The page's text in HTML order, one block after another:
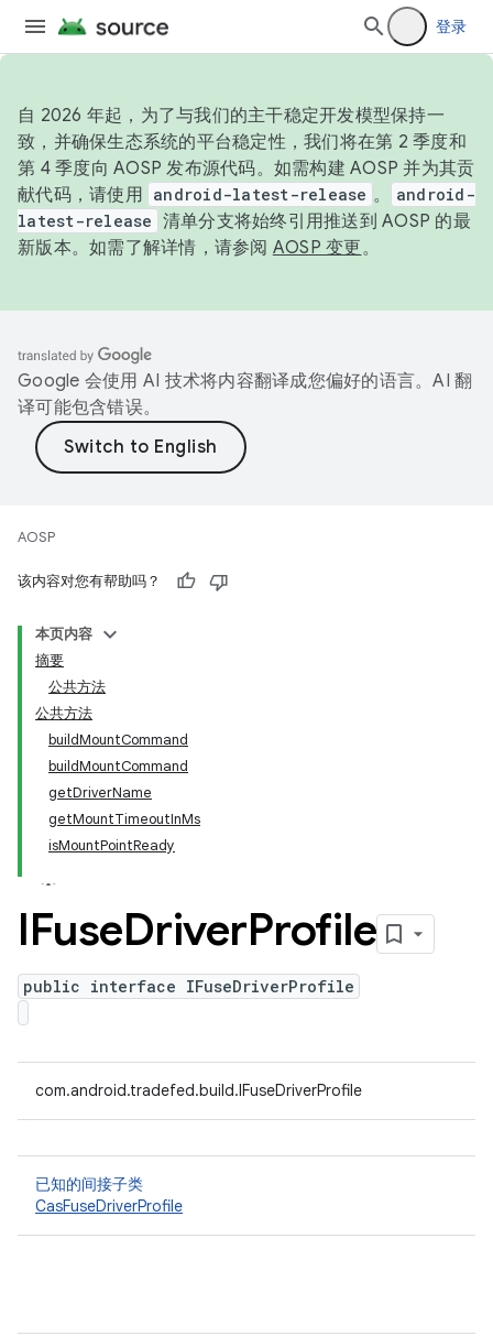
登录
自 2026 年起，为了与我们的主干稳定开发模型保持一
致，并确保生态系统的平台稳定性，我们将在第 2 季度和
第 4 季度向 AOSP 发布源代码。如需构建 AOSP 并为其贡
献代码，请使用 android-latest-release 。
android-
latest-release 清单分支将始终引用推送到 AOSP 的最
新版本。如需了解详情，请参阅 AOSP 变更。
Google 会使用 AI 技术将内容翻译成您偏好的语言。AI 翻
译可能包含错误。
AOSP
该内容对您有帮助吗？
本页内容
摘要
公共方法
公共方法
buildMountCommand
buildMountCommand
getDriverName
getMountTimeoutInMs
isMountPointReady
IFuseDriverProfile
public interface IFuseDriverProfile
com.android.tradefed.build.IFuseDriverProfile
已知的间接子类
CasFuseDriverProfile